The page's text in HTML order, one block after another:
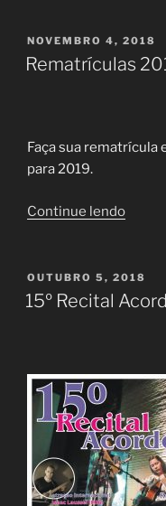
EAD
PUBLICADO
EM
NOVEMBRO 4, 2018
Rematrículas
Faça sua rematrícula
para 2019.
Continue lendo
PUBLICADO
EM
OUTUBRO 5, 2018
15º Recital